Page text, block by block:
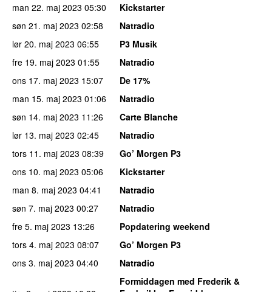
man 22. maj 2023 05:30
Kickstarter
søn 21. maj 2023 02:58
Natradio
lør 20. maj 2023 06:55
P3 Musik
fre 19. maj 2023 01:55
Natradio
ons 17. maj 2023 15:07
De 17%
man 15. maj 2023 01:06
Natradio
søn 14. maj 2023 11:26
Carte Blanche
lør 13. maj 2023 02:45
Natradio
tors 11. maj 2023 08:39
Go’ Morgen P3
ons 10. maj 2023 05:06
Kickstarter
man 8. maj 2023 04:41
Natradio
søn 7. maj 2023 00:27
Natradio
fre 5. maj 2023 13:26
Popdatering weekend
tors 4. maj 2023 08:07
Go’ Morgen P3
ons 3. maj 2023 04:40 Natradio
Formiddagen med Frederik &